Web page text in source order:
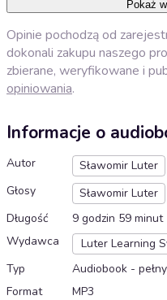
Pokaż
Opinie pochodzą od
dokonali zakupu naszego
zbierane, weryfikowane i
opiniowania.
Informacje o
Autor
Sławomir Luter
Głosy
Sławomir Luter
Długość
9 godzin 59 minut
Wydawca
Luter Learning
Typ
Audiobook - pełny
Format
MP3